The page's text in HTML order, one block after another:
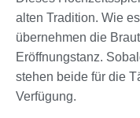
alten Tradition. Wie
übernehmen die
Eröffnungstanz.
stehen beide für die
Verfügung.